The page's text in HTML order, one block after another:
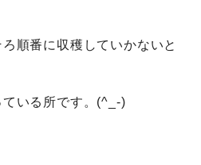
順番に収穫していかないと
いる所です。(^_-)